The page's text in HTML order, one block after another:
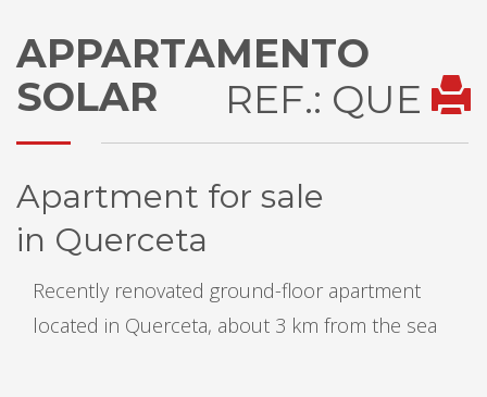
APPARTAMENTO
SOLAR
REF.: QUE
Apartment for sale
in Querceta
Recently renovated ground-floor apartment
located in Querceta, about 3 km from the sea